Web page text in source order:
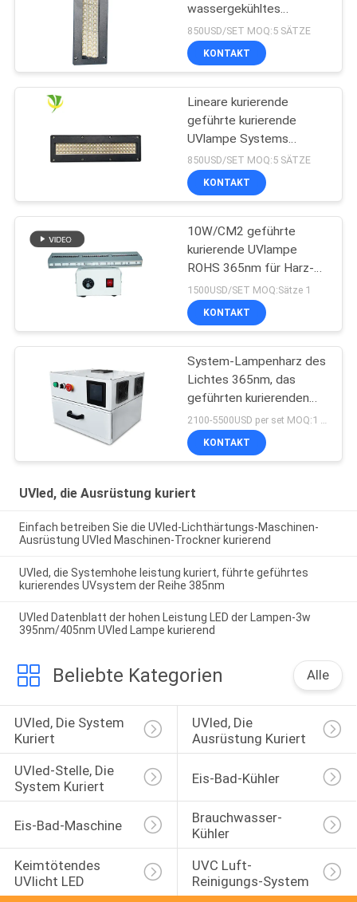
wassergekühltes
Wasserkühlung LED
kurierendes UVsystem
für Offsetdruckmaschine
850USD/SET MOQ:5 SÄTZE
KONTAKT
Lineare kurierende
geführte kurierende
UVlampe Systems
365nm 395nm 405nm
Shenzhens 1200w
850USD/SET MOQ:5 SÄTZE
KONTAKT
10W/CM2 geführte
kurierende UVlampe
ROHS 365nm für Harz-
Beschichtung
1500USD/SET MOQ:Sätze 1
KONTAKT
System-Lampenharz des
Lichtes 365nm, das
geführten kurierenden
UVofen des Kastens
405nm trocknet
KONTAKT
UVled, die Ausrüstung kuriert
Einfach betreiben Sie die UVled-Lichthärtungs-Maschinen-
Ausrüstung UVled Maschinen-Trockner kurierend
UVled, die Systemhohe leistung kuriert, führte geführtes
kurierendes UVsystem der Reihe 385nm
UVled Datenblatt der hohen Leistung LED der Lampen-3w
395nm/405nm UVled Lampe kurierend
Beliebte Kategorien Alle
UVled, Die System
Kuriert
UVled, Die
Ausrüstung Kuriert
UVled-Stelle, Die
System Kuriert
Eis-Bad-Kühler
Eis-Bad-Maschine
Brauchwasser-
Kühler
Keimtötendes
UVlicht LED
UVC Luft-
Reinigungs-System